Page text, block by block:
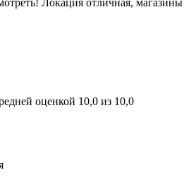
оценкой 10,0 из 10,0